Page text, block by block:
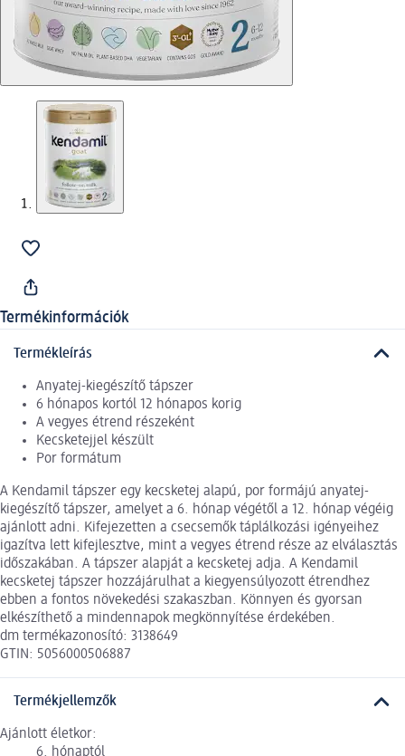
Termékinformációk
Termékleírás
Anyatej-kiegészítő tápszer
6 hónapos kortól 12 hónapos korig
A vegyes étrend részeként
Kecsketejjel készült
Por formátum
A Kendamil tápszer egy kecsketej alapú, por formájú anyatej-
kiegészítő tápszer, amelyet a 6. hónap végétől a 12. hónap végéig
ajánlott adni. Kifejezetten a csecsemők táplálkozási igényeihez
igazítva lett kifejlesztve, mint a vegyes étrend része az elválasztás
időszakában. A tápszer alapját a kecsketej adja. A Kendamil
kecsketej tápszer hozzájárulhat a kiegyensúlyozott étrendhez
ebben a fontos növekedési szakaszban. Könnyen és gyorsan
elkészíthető a mindennapok megkönnyítése érdekében.
dm termékazonosító: 3138649
GTIN: 5056000506887
Termékjellemzők
Ajánlott életkor:
6. hónaptól